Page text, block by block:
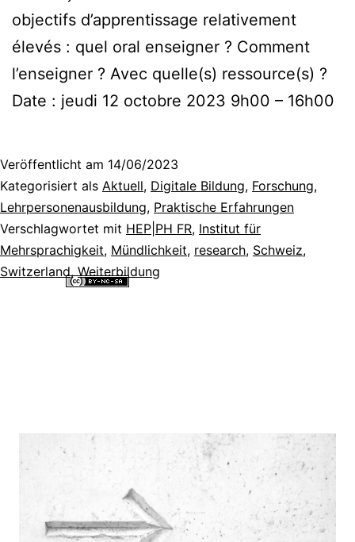
objectifs d’apprentissage relativement
élevés : quel oral enseigner ? Comment
l’enseigner ? Avec quelle(s) ressource(s) ?
Date : jeudi 12 octobre 2023 9h00 – 16h00
Veröffentlicht am 14/06/2023
Kategorisiert als Aktuell, Digitale Bildung, Forschung,
Lehrpersonenausbildung, Praktische Erfahrungen
Verschlagwortet mit HEP|PH FR, Institut für
Mehrsprachigkeit, Mündlichkeit, research, Schweiz,
Switzerland,Weiterbildung